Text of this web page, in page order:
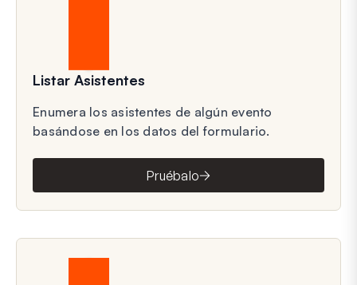
Listar Asistentes
Enumera los asistentes de algún evento
basándose en los datos del formulario.
Pruébalo